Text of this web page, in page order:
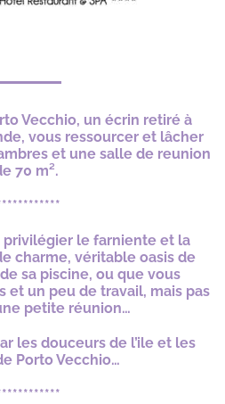
Vecchio, un écrin retiré à
vous ressourcer et lâcher
et une salle de reunion
70 m².
privilégier le farniente et la
charme, véritable oasis de
sa piscine, ou que vous
et un peu de travail, mais pas
petite réunion…
les douceurs de l’ile et les
Porto Vecchio…